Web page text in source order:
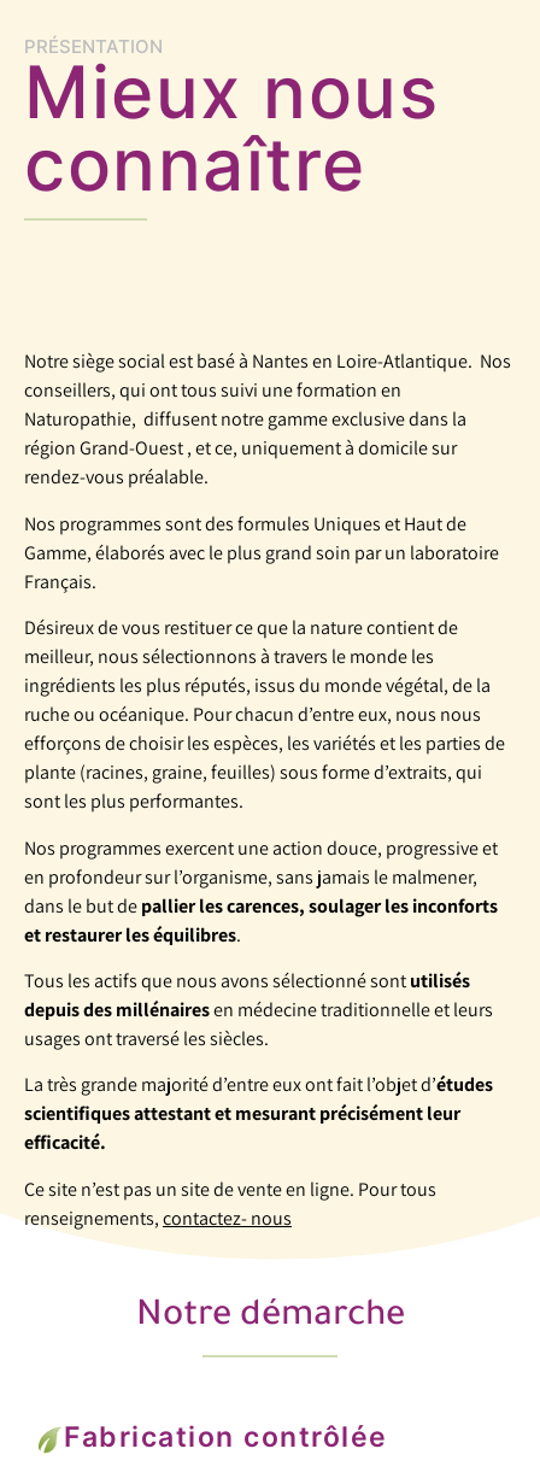
PRÉSENTATION
Mieux nous
connaître
Notre siège social est basé à Nantes en Loire-Atlantique. Nos
conseillers, qui ont tous suivi une formation en
Naturopathie, diffusent notre gamme exclusive dans la
région Grand-Ouest , et ce, uniquement à domicile sur
rendez-vous préalable.
Nos programmes sont des formules Uniques et Haut de
Gamme, élaborés avec le plus grand soin par un laboratoire
Français.
Désireux de vous restituer ce que la nature contient de
meilleur, nous sélectionnons à travers le monde les
ingrédients les plus réputés, issus du monde végétal, de la
ruche ou océanique. Pour chacun d’entre eux, nous nous
efforçons de choisir les espèces, les variétés et les parties de
plante (racines, graine, feuilles) sous forme d’extraits, qui
sont les plus performantes.
Nos programmes exercent une action douce, progressive et
en profondeur sur l’organisme, sans jamais le malmener,
dans le but depallier les carences, soulager les inconforts
et restaurer les équilibres.
Tous les actifs que nous avons sélectionné sontutilisés
depuis des millénairesen médecine traditionnelle et leurs
usages ont traversé les siècles.
La très grande majorité d’entre eux ont fait l’objet d’études
scientifiques attestant et mesurant précisément leur
efficacité.
Ce site n’est pas un site de vente en ligne. Pour tous
renseignements,contactez- nous
Notre démarche
Fabrication contrôlée